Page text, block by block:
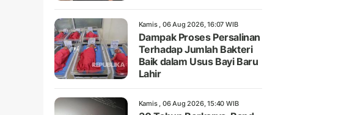
Kamis , 06 Aug 2026, 16:07 WIB
Dampak Proses Persalinan
Terhadap Jumlah Bakteri
Baik dalam Usus Bayi Baru
Lahir
Kamis , 06 Aug 2026, 15:40 WIB